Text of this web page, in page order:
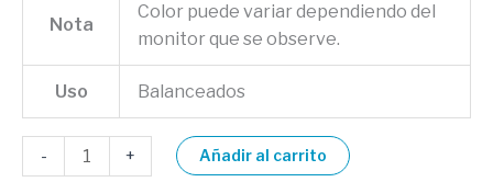
Nota
Color puede variar dependiendo del
monitor que se observe.
Uso Balanceados
- + Añadir al carrito